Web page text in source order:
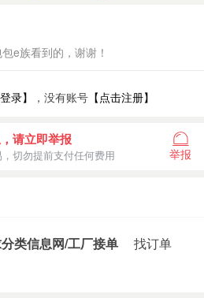
e族看到的，谢谢！
登录】 ，没有账号 【点击注册】
请立即举报
切勿提前支付任何费用 举报
类信息网/工厂接单
找订单